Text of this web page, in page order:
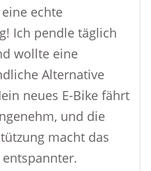
echte
Ich pendle täglich
wollte eine
Alternative
neues E-Bike fährt
und die
macht das